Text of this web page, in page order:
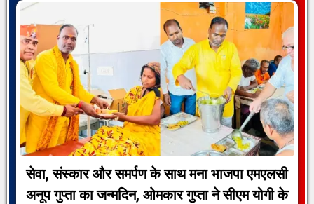
सेवा, संस्कार और समर्पण के साथ मना भाजपा एमएलसी
अनूप गुप्ता का जन्मदिन, ओमकार गुप्ता ने सीएम योगी के